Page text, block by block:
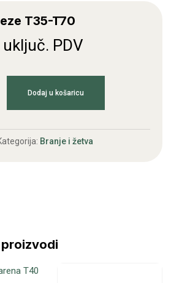
T35-T70
uključ. PDV
Dodaj u košaricu
Branje i žetva